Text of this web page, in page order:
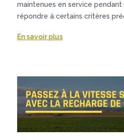
maintenues en service pendant
répondre à certains critères
En savoir plus